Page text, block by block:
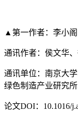
▲第一作者：李小阁
通讯作者：侯文华
通讯单位：南京大
绿色制造产业研究
论文DOI：10.1016/